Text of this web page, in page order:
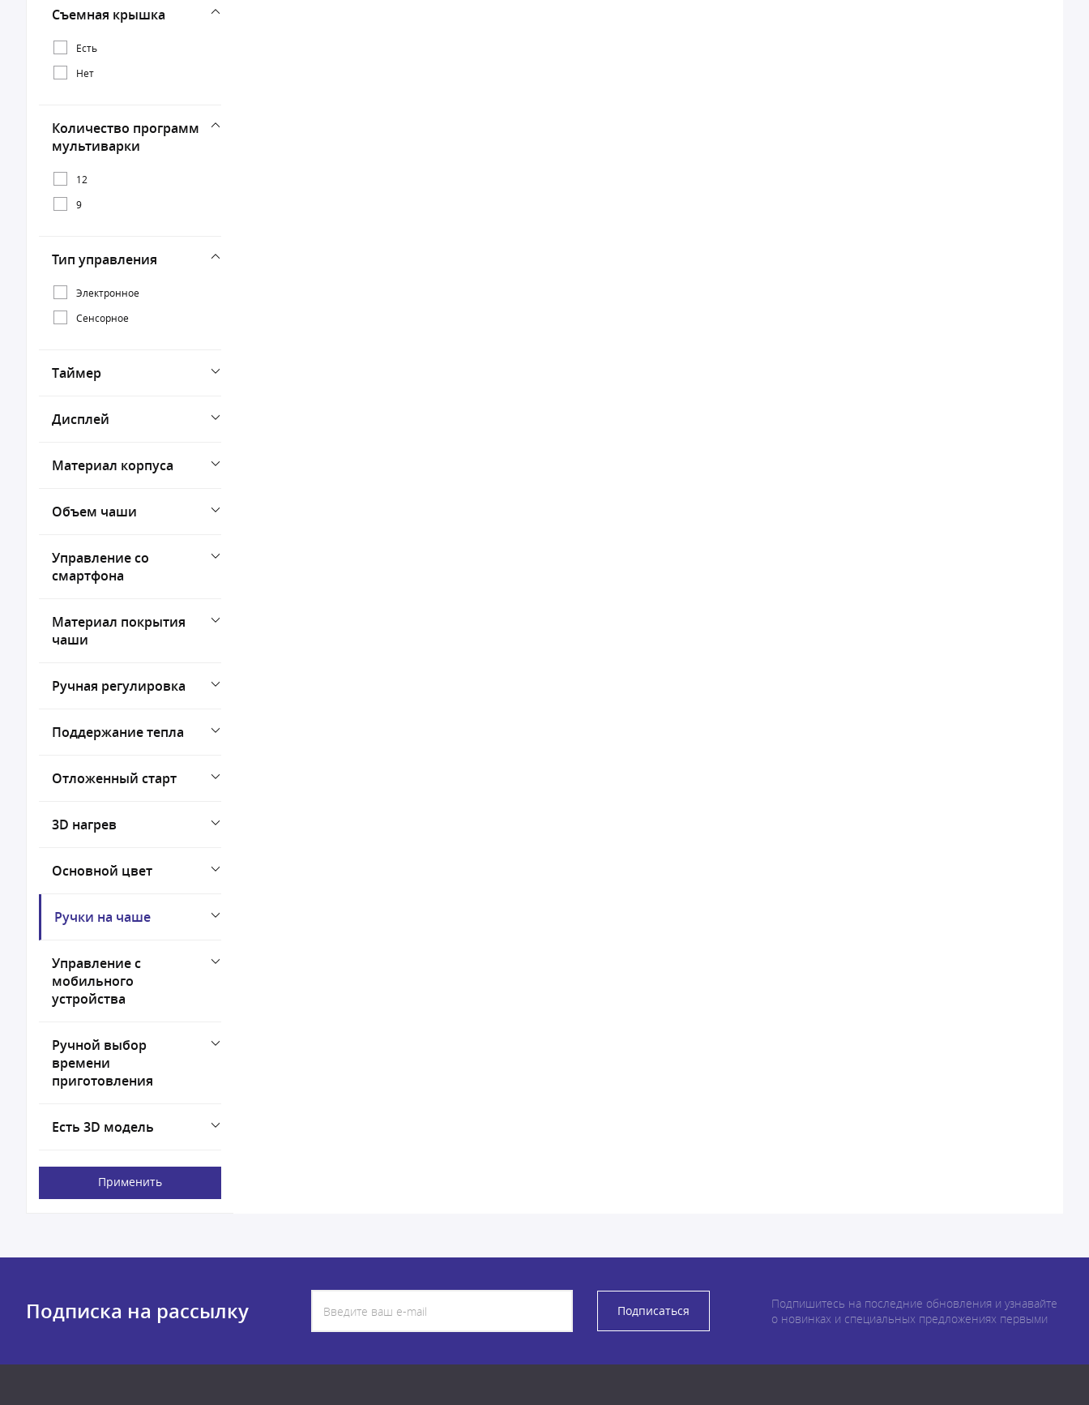
Съемная крышка
Есть
Нет
Количество программ
мультиварки
12
9
Тип управления
Электронное
Сенсорное
Таймер
Дисплей
Материал корпуса
Объем чаши
Управление со
смартфона
Материал покрытия
чаши
Ручная регулировка
Поддержание тепла
Отложенный старт
3D нагрев
Основной цвет
Ручки на чаше
Управление с
мобильного
устройства
Ручной выбор
времени
приготовления
Есть 3D модель
Применить
Подписка на рассылку Подписаться
Подпишитесь на последние обновления и узнавайте
о новинках и специальных предложениях первыми